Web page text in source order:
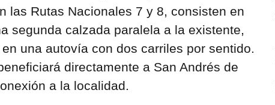
las Rutas Nacionales 7 y 8, consisten en
segunda calzada paralela a la existente,
una autovía con dos carriles por sentido.
directamente a San Andrés de
a la localidad.